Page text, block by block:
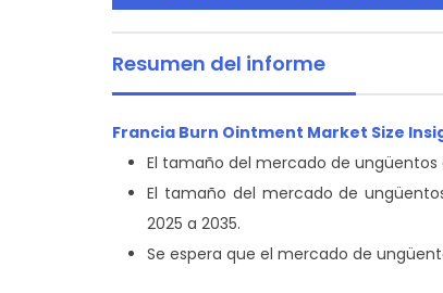
Resumen del informe
Francia Burn Ointment Market Size
El tamaño del mercado de ungüentos
El tamaño del mercado de
2025 a 2035.
Se espera que el mercado de